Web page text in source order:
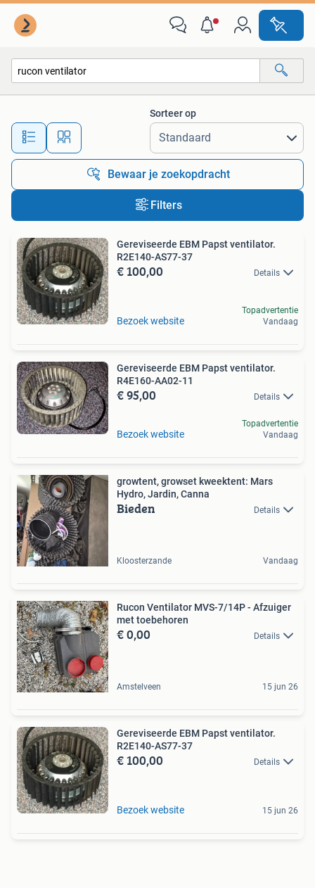
Alle afstanden…
Sorteer op
Bewaar je zoekopdracht
Filters
Gereviseerde EBM Papst ventilator.
R2E140-AS77-37
€ 100,00 Details
Bezoek website
Topadvertentie
Vandaag
Gereviseerde EBM Papst ventilator.
R4E160-AA02-11
€ 95,00 Details
Bezoek website
Topadvertentie
Vandaag
growtent, growset kweektent: Mars
Hydro, Jardin, Canna
Bieden Details
Kloosterzande Vandaag
Rucon Ventilator MVS-7/14P - Afzuiger
met toebehoren
€ 0,00 Details
Amstelveen 15 jun 26
Gereviseerde EBM Papst ventilator.
R2E140-AS77-37
€ 100,00 Details
Bezoek website 15 jun 26